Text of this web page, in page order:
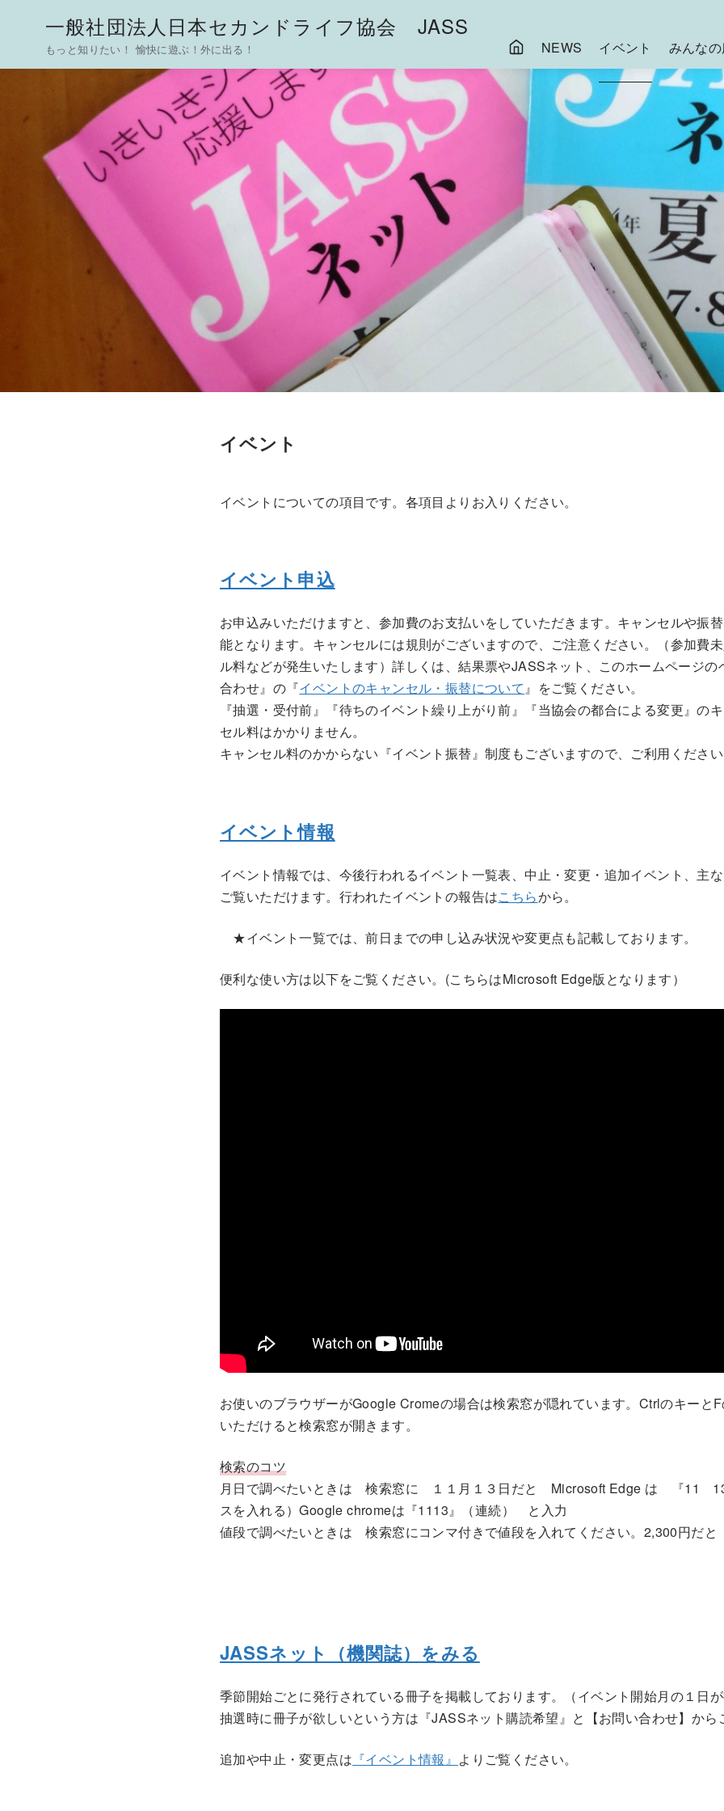
一般社団法人日本セカンドライフ協会 JASS
もっと知りたい！ 愉快に遊ぶ！外に出る！ NEWS イベント みんな
イベント
イベントについての項目です。各項目よりお入りください。
イベント申込
お申込みいただけますと、参加費のお支払いをしていただきます。キャンセルや振
能となります。キャンセルには規則がございますので、ご注意ください。（参加費
ル料などが発生いたします）詳しくは、結果票やJASSネット、このホームページの
合わせ』の『イベントのキャンセル・振替について』をご覧ください。
『抽選・受付前』『待ちのイベント繰り上がり前』『当協会の都合による変更』の
セル料はかかりません。
キャンセル料のかからない『イベント振替』制度もございますので、ご利用ください
イベント情報
イベント情報では、今後行われるイベント一覧表、中止・変更・追加イベント、主
ご覧いただけます。行われたイベントの報告はこちらから。
★イベント一覧では、前日までの申し込み状況や変更点も記載しております。
便利な使い方は以下をご覧ください。(こちらはMicrosoft Edge版となります）
お使いのブラウザーがGoogle Cromeの場合は検索窓が隠れています。Ctrlのキーと
いただけると検索窓が開きます。
検索のコツ
月日で調べたいときは 検索窓に １１月１３日だと Microsoft Edge は 『11 13
スを入れる）Google chromeは『1113』（連続） と入力
値段で調べたいときは 検索窓にコンマ付きで値段を入れてください。2,300円だ
JASSネット（機関誌）をみる
季節開始ごとに発行されている冊子を掲載しております。（イベント開始月の１日が
抽選時に冊子が欲しいという方は『JASSネット購読希望』と【お問い合わせ】から
追加や中止・変更点は 『イベント情報』 よりご覧ください。